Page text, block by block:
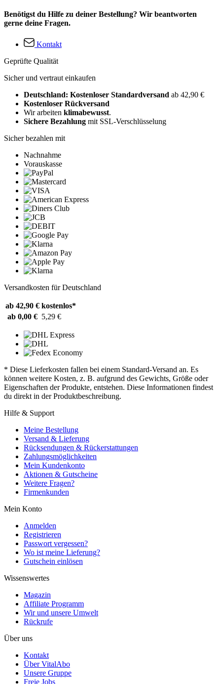
Benötigst du Hilfe zu deiner Bestellung? Wir beantworten
gerne deine Fragen.
Kontakt
Geprüfte Qualität
Sicher und vertraut einkaufen
Deutschland: Kostenloser Standardversand ab 42,90 €
Kostenloser Rückversand
Wir arbeiten klimabewusst.
Sichere Bezahlung mit SSL-Verschlüsselung
Sicher bezahlen mit
Nachnahme
Vorauskasse
Versandkosten für Deutschland
ab 42,90 € kostenlos*
ab 0,00 € 5,29 €
* Diese Lieferkosten fallen bei einem Standard-Versand an. Es
können weitere Kosten, z. B. aufgrund des Gewichts, Größe oder
Eigenschaften der Produkte, entstehen. Diese Informationen findest
du direkt in der Produktbeschreibung.
Hilfe & Support
Meine Bestellung
Versand & Lieferung
Rücksendungen & Rückerstattungen
Zahlungsmöglichkeiten
Mein Kundenkonto
Aktionen & Gutscheine
Weitere Fragen?
Firmenkunden
Mein Konto
Anmelden
Registrieren
Passwort vergessen?
Wo ist meine Lieferung?
Gutschein einlösen
Wissenswertes
Magazin
Affiliate Programm
Wir und unsere Umwelt
Rückrufe
Über uns
Kontakt
Über VitalAbo
Unsere Gruppe
Freie Jobs